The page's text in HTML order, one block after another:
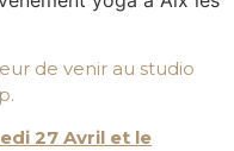
de venir au studio
27 Avril et le